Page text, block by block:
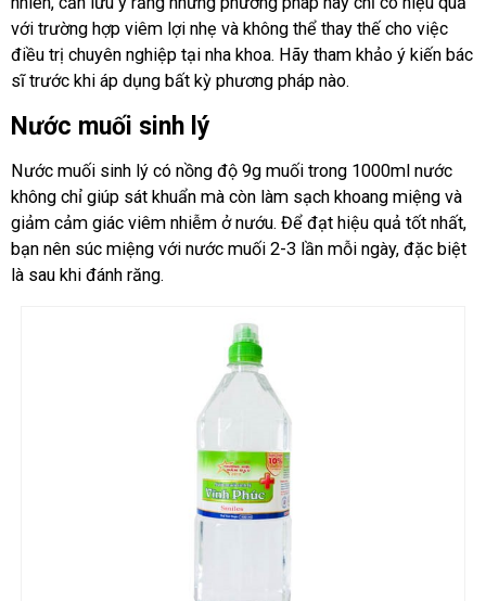
với trường hợp viêm lợi nhẹ và không thể thay thế cho việc
điều trị chuyên nghiệp tại nha khoa. Hãy tham khảo ý kiến bác
sĩ trước khi áp dụng bất kỳ phương pháp nào.
Nước muối sinh lý
Nước muối sinh lý có nồng độ 9g muối trong 1000ml nước
không chỉ giúp sát khuẩn mà còn làm sạch khoang miệng và
giảm cảm giác viêm nhiễm ở nướu. Để đạt hiệu quả tốt nhất,
bạn nên súc miệng với nước muối 2-3 lần mỗi ngày, đặc biệt
là sau khi đánh răng.